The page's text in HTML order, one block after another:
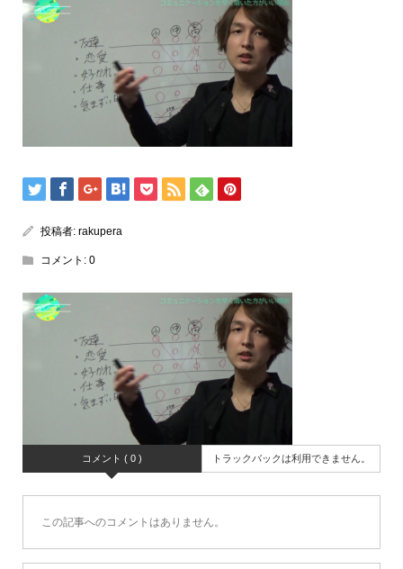
投稿者: rakupera
コメント: 0
コメント ( 0 ) トラックバックは利用できません。
この記事へのコメントはありません。